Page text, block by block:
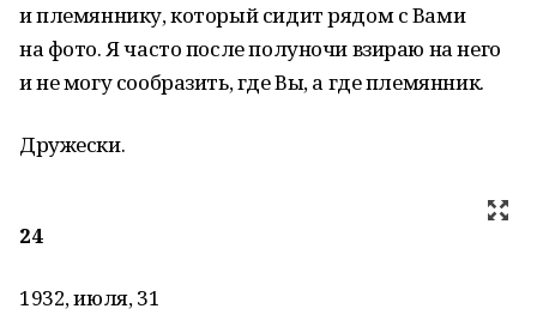
и племяннику, который сидит рядом с Вами
на фото. Я часто после полуночи взираю на него
и не могу сообразить, где Вы, а где племянник.
Дружески.
24
1932, июля, 31